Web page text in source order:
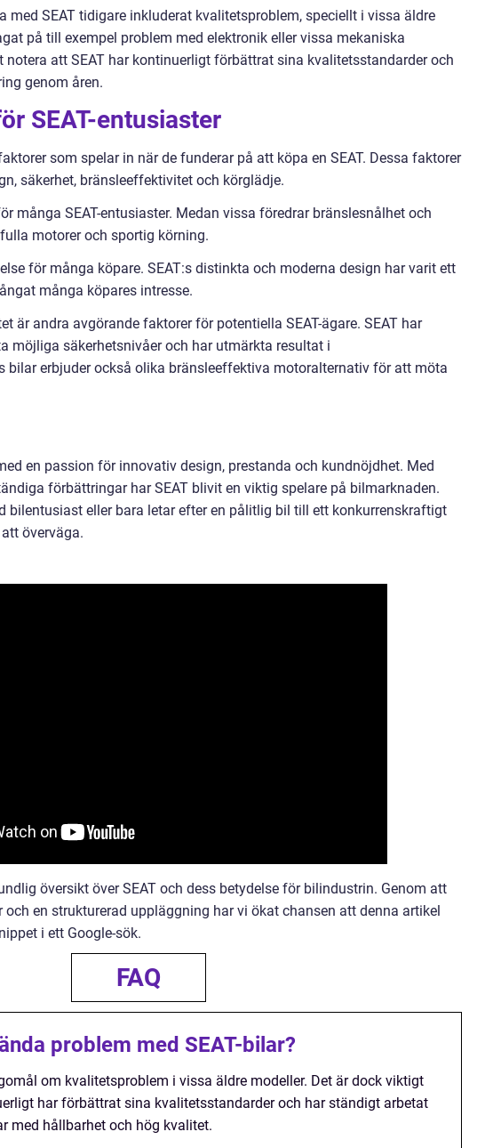
med SEAT tidigare inkluderat kvalitetsproblem, speciellt i vissa äldre
på till exempel problem med elektronik eller vissa mekaniska
notera att SEAT har kontinuerligt förbättrat sina kvalitetsstandarder och
genom åren.
SEAT-entusiaster
som spelar in när de funderar på att köpa en SEAT. Dessa faktorer
säkerhet, bränsleeffektivitet och körglädje.
många SEAT-entusiaster. Medan vissa föredrar bränslesnålhet och
motorer och sportig körning.
för många köpare. SEAT:s distinkta och moderna design har varit ett
många köpares intresse.
är andra avgörande faktorer för potentiella SEAT-ägare. SEAT har
möjliga säkerhetsnivåer och har utmärkta resultat i
bilar erbjuder också olika bränsleeffektiva motoralternativ för att möta
en passion för innovativ design, prestanda och kundnöjdhet. Med
förbättringar har SEAT blivit en viktig spelare på bilmarknaden.
bilentusiast eller bara letar efter en pålitlig bil till ett konkurrenskraftigt
överväga.
översikt över SEAT och dess betydelse för bilindustrin. Genom att
en strukturerad uppläggning har vi ökat chansen att denna artikel
i ett Google-sök.
FAQ
problem med SEAT-bilar?
om kvalitetsproblem i vissa äldre modeller. Det är dock viktigt
har förbättrat sina kvalitetsstandarder och har ständigt arbetat
med hållbarhet och hög kvalitet.